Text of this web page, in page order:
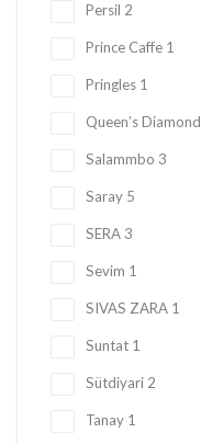
Persil 2
Prince Caffe 1
Pringles 1
Queen’s Diamond
Salammbo 3
Saray 5
SERA 3
Sevim 1
SIVAS ZARA 1
Suntat 1
Sütdiyari 2
Tanay 1